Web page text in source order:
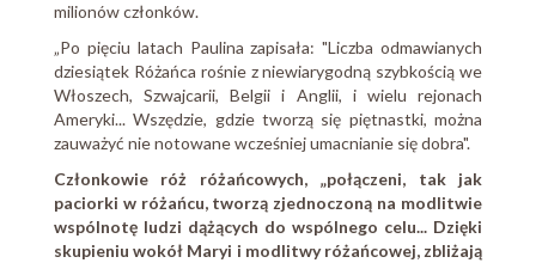
milionów członków.
„Po pięciu latach Paulina zapisała: "Liczba odmawianych
dziesiątek Różańca rośnie z niewiarygodną szybkością we
Włoszech, Szwajcarii, Belgii i Anglii, i wielu rejonach
Ameryki... Wszędzie, gdzie tworzą się piętnastki, można
zauważyć nie notowane wcześniej umacnianie się dobra".
Członkowie róż różańcowych, „połączeni, tak jak
paciorki w różańcu, tworzą zjednoczoną na modlitwie
wspólnotę ludzi dążących do wspólnego celu... Dzięki
skupieniu wokół Maryi i modlitwy różańcowej, zbliżają